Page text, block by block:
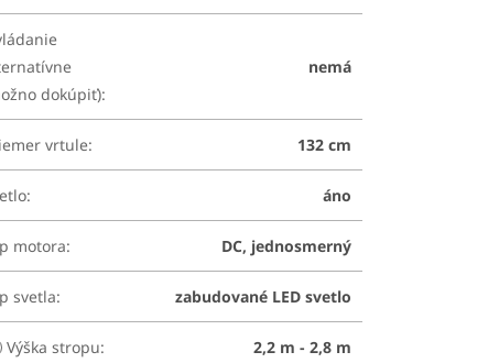
dokúpiť):
nemá
vrtule: 132 cm
: áno
motora: DC, jednosmerný
svetla: zabudované LED svetlo
Výška stropu: 2,2 m - 2,8 m